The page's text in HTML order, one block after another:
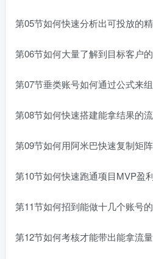
第05节如何快速分析出可投放的
第06节如何大量了解到目标客户
第07节垂类账号如何通过公式来
第08节如何快速搭建能拿结果的
第09节如何用阿米巴快速复制矩
第10节如何快速跑通项目MVP盈
第11节如何招到能做十几个账号
第12节如何考核才能带出能拿流